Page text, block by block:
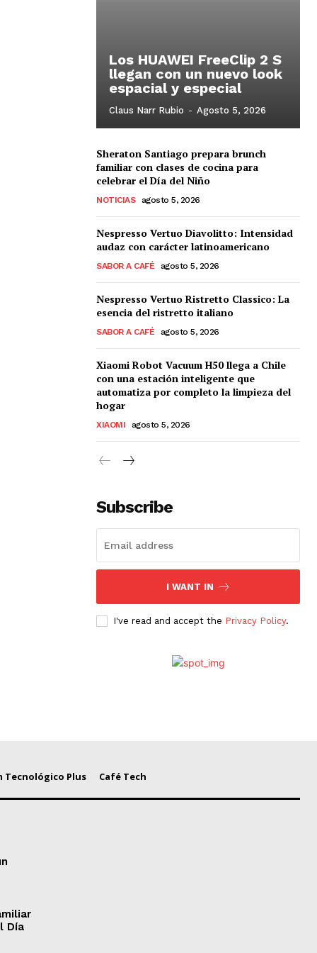
Los HUAWEI FreeClip 2 S
llegan con un nuevo look
espacial y especial
Claus Narr Rubio - Agosto 5, 2026
Sheraton Santiago prepara brunch
familiar con clases de cocina para
celebrar el Día del Niño
NOTICIAS agosto 5, 2026
Nespresso Vertuo Diavolitto: Intensidad
audaz con carácter latinoamericano
SABOR A CAFÉ agosto 5, 2026
Nespresso Vertuo Ristretto Classico: La
esencia del ristretto italiano
SABOR A CAFÉ agosto 5, 2026
Xiaomi Robot Vacuum H50 llega a Chile
con una estación inteligente que
automatiza por completo la limpieza del
hogar
XIAOMI agosto 5, 2026
Subscribe
I WANT IN
I've read and accept the Privacy Policy.
Tecnológico Plus Café Tech
Día